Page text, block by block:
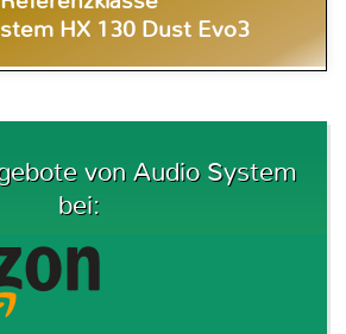
HX 130 Dust Evo3
von Audio System
bei: